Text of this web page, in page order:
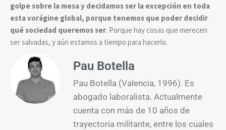
golpe sobre la mesa y decidamos ser la excepción en toda
esta vorágine global, porque tenemos que poder decidir
qué sociedad queremos ser. Porque hay cosas que merecen
ser salvadas, y aún estamos a tiempo para hacerlo.
Pau Botella
Pau Botella (Valencia, 1996). Es
abogado laboralista. Actualmente
cuenta con más de 10 años de
trayectoria militante, entre los cuales